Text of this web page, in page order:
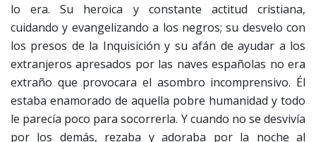
lo era. Su heroica y constante actitud cristiana,
cuidando y evangelizando a los negros; su desvelo con
los presos de la Inquisición y su afán de ayudar a los
extranjeros apresados por las naves españolas no era
extraño que provocara el asombro incomprensivo. Él
estaba enamorado de aquella pobre humanidad y todo
le parecía poco para socorrerla. Y cuando no se desvivía
por los demás, rezaba y adoraba por la noche al